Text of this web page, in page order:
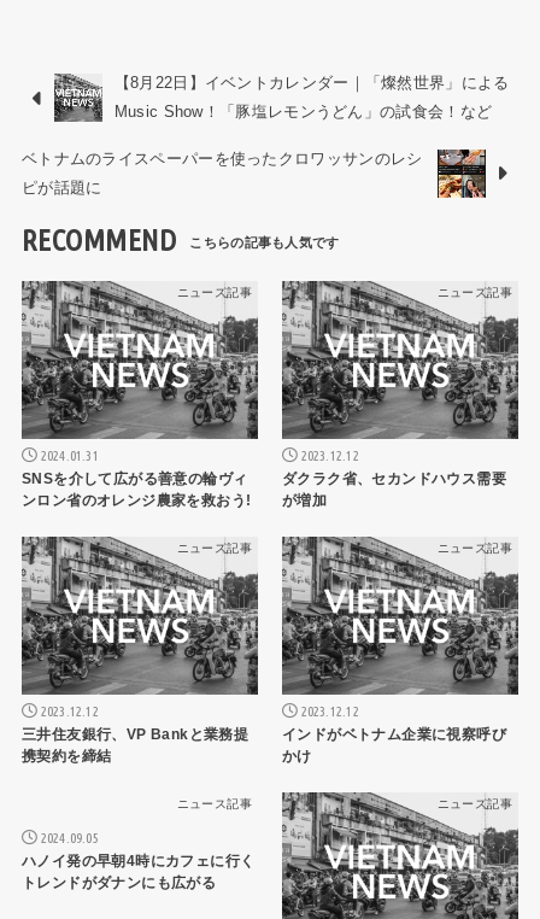
【8月22日】イベントカレンダー｜「燦然世界」による
Music Show！「豚塩レモンうどん」の試食会！など
ベトナムのライスペーパーを使ったクロワッサンのレシ
ピが話題に
RECOMMEND
ニュース記事
2024.01.31
SNSを介して広がる善意の輪ヴィ
ンロン省のオレンジ農家を救おう!
ニュース記事
2023.12.12
ダクラク省、セカンドハウス需要
が増加
ニュース記事
2023.12.12
三井住友銀行、VP Bankと業務提
携契約を締結
ニュース記事
2023.12.12
インドがベトナム企業に視察呼び
かけ
ニュース記事
2024.09.05
ハノイ発の早朝4時にカフェに行く
トレンドがダナンにも広がる
ニュース記事